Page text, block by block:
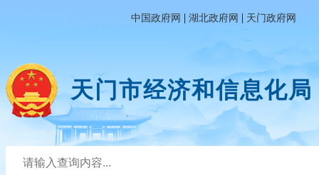
中国政府网 | 湖北政府网 | 天门政府网
天门市经济和信息化局